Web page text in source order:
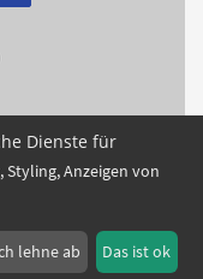
Dienste für
Styling, Anzeigen von
lehne ab Das ist ok